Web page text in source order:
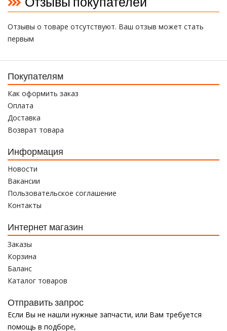
Отзывы о товаре отсутствуют. Ваш отзыв может стать
первым
Покупателям
Как оформить заказ
Оплата
Доставка
Возврат товара
Информация
Новости
Вакансии
Пользовательское соглашение
Контакты
Интернет магазин
Заказы
Корзина
Баланс
Каталог товаров
Отправить запрос
Если Вы не нашли нужные запчасти, или Вам требуется
помощь в подборе,